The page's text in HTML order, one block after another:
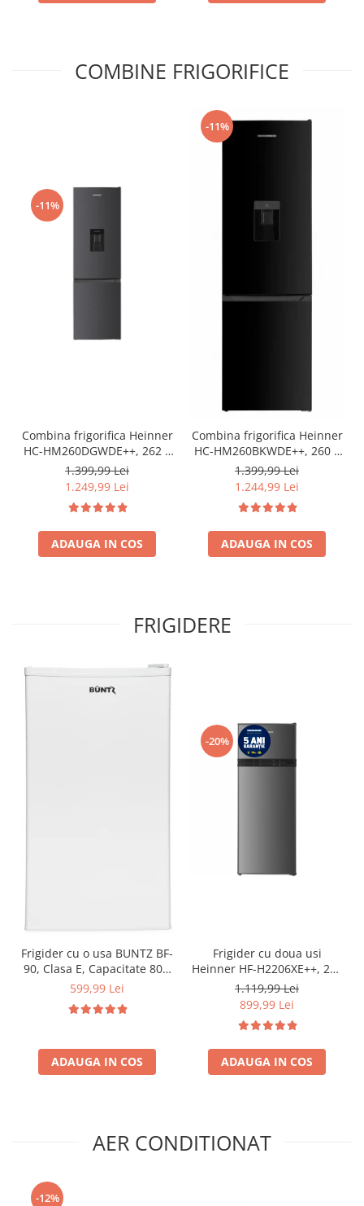
COMBINE FRIGORIFICE
-11%
Combina frigorifica Heinner
HC-HM260DGWDE++, 262 l,
Clasa E, Dozator de apa,
Control electronic cu
termostat ajustabil, Lumina
LED, 3 rafturi din sticla
frigider, 3 sertare
congelator, Usa reversibila
1.399,99 Lei
1.249,99 Lei
ADAUGA IN COS
-11%
Combina frigorifica Heinner
HC-HM260BKWDE++, 260 l,
Clasa E, Lumina LED,
Dozator de apa, Usi
reversibile Negru
1.399,99 Lei
1.244,99 Lei
ADAUGA IN COS
FRIGIDERE
Frigider cu o usa BUNTZ BF-
90, Clasa E, Capacitate 80L,
Iluminare interioara,
cm, Alb
599,99 Lei
ADAUGA IN COS
-20%
Frigider cu doua usi
Heinner HF-H2206XE++, 206
l, Clasa E, lumina LED, 3
rafturi de sticla, H 143 cm,
Inox
1.119,99 Lei
899,99 Lei
ADAUGA IN COS
AER CONDITIONAT
-12%